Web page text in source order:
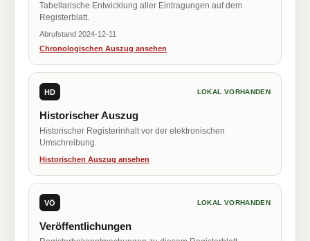
Tabellarische Entwicklung aller Eintragungen auf dem
Registerblatt.
Abrufstand 2024-12-11
Chronologischen Auszug ansehen
HD LOKAL VORHANDEN
Historischer Auszug
Historischer Registerinhalt vor der elektronischen
Umschreibung.
Historischen Auszug ansehen
VÖ LOKAL VORHANDEN
Veröffentlichungen